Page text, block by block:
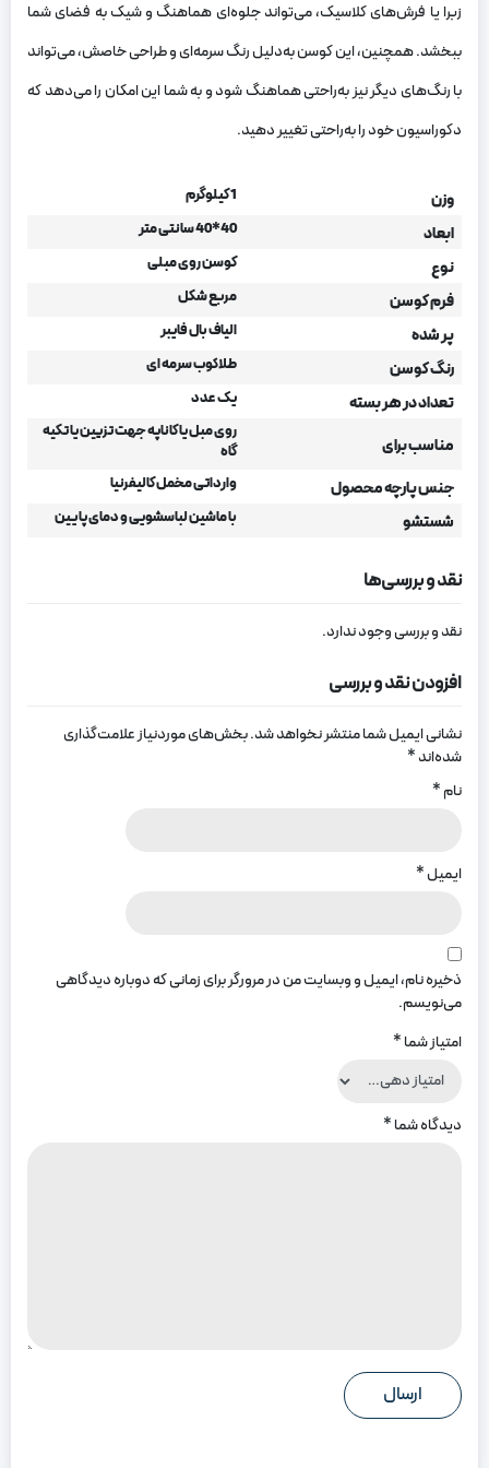
زبرا یا فرش‌های کلاسیک، می‌تواند جلوه‌ای هماهنگ و شیک به فضای شما
ببخشد. همچنین، این کوسن به‌دلیل رنگ سرمه‌ای و طراحی خاصش، می‌تواند
با رنگ‌های دیگر نیز به‌راحتی هماهنگ شود و به شما این امکان را می‌دهد که
دکوراسیون خود را به‌راحتی تغییر دهید.
وزن 1 کیلوگرم
ابعاد 40*40 سانتی متر
نوع کوسن روی مبلی
فرم کوسن مربع شکل
پر شده الیاف بال فایبر
رنگ کوسن طلاکوب سرمه ای
تعداد در هر بسته یک عدد
مناسب برای
روی مبل یا کاناپه جهت تزیین یا تکیه
گاه
جنس پارچه محصول وارداتی مخمل کالیفرنیا
شستشو با ماشین لباسشویی و دمای پایین
نقد و بررسی‌ها
نقد و بررسی وجود ندارد.
افزودن نقد و بررسی
نشانی ایمیل شما منتشر نخواهد شد.بخش‌های موردنیاز علامت‌گذاری
شده‌اند*
نام*
ایمیل*
ذخیره نام، ایمیل و وبسایت من در مرورگر برای زمانی که دوباره دیدگاهی
می‌نویسم.
امتیاز شما*
دیدگاه شما*